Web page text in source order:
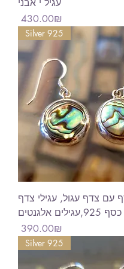
עגיל י אבני
Price
‏430.00 ‏₪
Silver 925
עם צדף עגול, עגילי צדף
אלגנטים
Price
‏390.00 ‏₪
Silver 925